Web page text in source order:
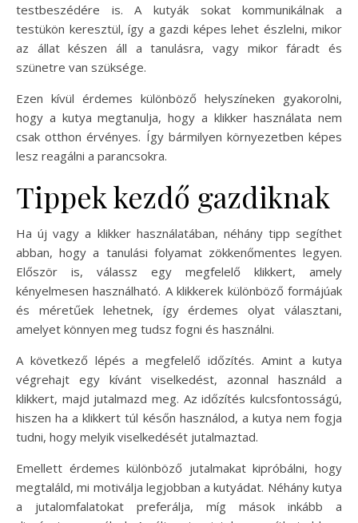
testbeszédére is. A kutyák sokat kommunikálnak a
testükön keresztül, így a gazdi képes lehet észlelni, mikor
az állat készen áll a tanulásra, vagy mikor fáradt és
szünetre van szüksége.
Ezen kívül érdemes különböző helyszíneken gyakorolni,
hogy a kutya megtanulja, hogy a klikker használata nem
csak otthon érvényes. Így bármilyen környezetben képes
lesz reagálni a parancsokra.
Tippek kezdő gazdiknak
Ha új vagy a klikker használatában, néhány tipp segíthet
abban, hogy a tanulási folyamat zökkenőmentes legyen.
Először is, válassz egy megfelelő klikkert, amely
kényelmesen használható. A klikkerek különböző formájúak
és méretűek lehetnek, így érdemes olyat választani,
amelyet könnyen meg tudsz fogni és használni.
A következő lépés a megfelelő időzítés. Amint a kutya
végrehajt egy kívánt viselkedést, azonnal használd a
klikkert, majd jutalmazd meg. Az időzítés kulcsfontosságú,
hiszen ha a klikkert túl későn használod, a kutya nem fogja
tudni, hogy melyik viselkedését jutalmaztad.
Emellett érdemes különböző jutalmakat kipróbálni, hogy
megtaláld, mi motiválja legjobban a kutyádat. Néhány kutya
a jutalomfalatokat preferálja, míg mások inkább a